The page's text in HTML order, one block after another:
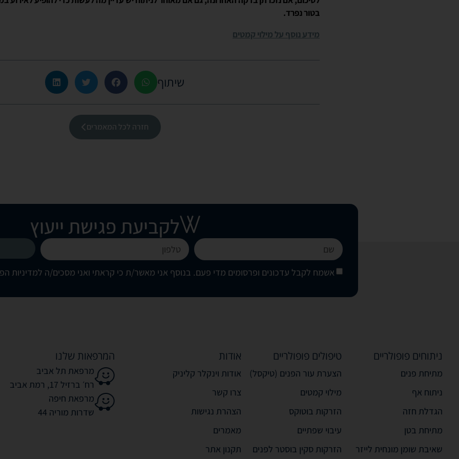
בטור נפרד.
מידע נוסף על מילוי קמטים
שיתוף
חזרה לכל המאמרים
לקביעת פגישת ייעוץ
אשמח לקבל עדכונים ופרסומים מדי פעם. בנוסף אני מאשר/ת כי קראתי ואני מסכים/ה למדיניות
ניתוחים פופולריים
מתיחת פנים
ניתוח אף
הגדלת חזה
מתיחת בטן
שאיבת שומן מונחית לייזר
טיפולים פופולריים
הצערת עור הפנים (טיקסל)
מילוי קמטים
הזרקות בוטוקס
עיבוי שפתיים
הזרקות סקין בוסטר לפנים
אודות
אודות וינקלר קליניק
צרו קשר
הצהרת נגישות
מאמרים
תקנון אתר
המרפאות שלנו
מרפאת תל אביב
רח׳ ברזיל 17, רמת אביב
מרפאת חיפה
שדרות מוריה 44